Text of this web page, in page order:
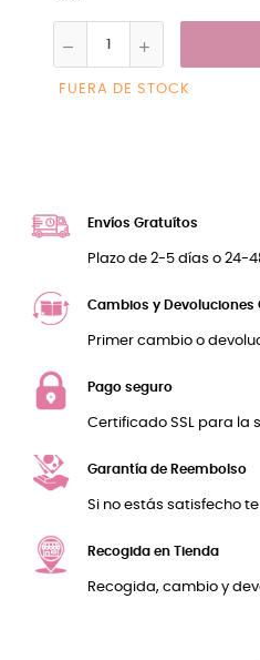
FUERA DE STOCK
Envíos Gratuítos
Plazo de 2-5 días o 24-
Cambios y Devoluciones
Primer cambio o
Pago seguro
Certificado SSL para la
Garantía de Reembolso
Si no estás satisfecho
Recogida en Tienda
Recogida, cambio y